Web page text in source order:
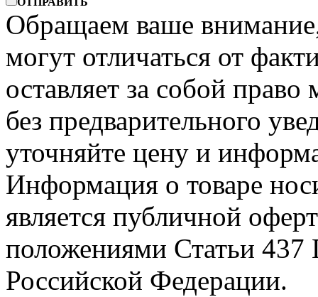
Обращаем ваше
могут отличаться от
оставляет за собой право
без предварительного
уточняйте цену и
Информация о товаре
является публичной
положениями Статьи 437
Российской Федерации.